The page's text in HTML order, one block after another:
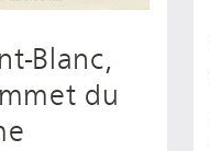
Blanc,
du